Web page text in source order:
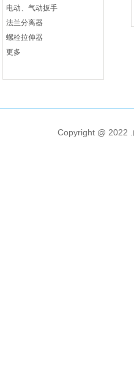
电动、气动扳手
法兰分离器
螺栓拉伸器
更多
Copyright @ 2022 .